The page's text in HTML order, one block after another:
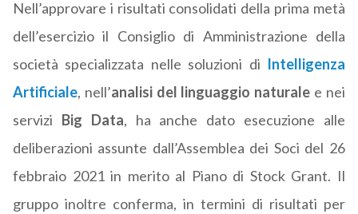
Nell’approvare i risultati consolidati della prima metà
dell’esercizio il Consiglio di Amministrazione della
società specializzata nelle soluzioni di Intelligenza
Artificiale, nell’analisi del linguaggio naturale e nei
servizi Big Data, ha anche dato esecuzione alle
deliberazioni assunte dall’Assemblea dei Soci del 26
febbraio 2021 in merito al Piano di Stock Grant. Il
gruppo inoltre conferma, in termini di risultati per